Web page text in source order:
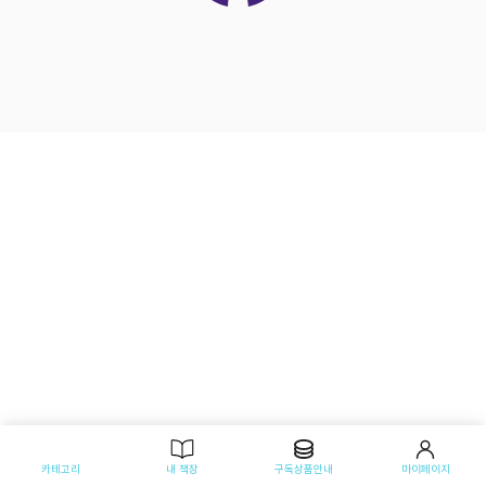
카테고리 내 책장 구독상품안내 마이페이지